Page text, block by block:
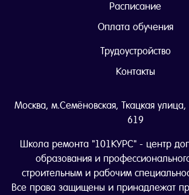
Расписание
Оплата обучения
Трудоустройство
Контакты
Москва, м.Семёновская, Ткацкая
619
Школа ремонта "101КУРС" - центр
образования и
строительным и рабочим
Все права защищены и принадлежат